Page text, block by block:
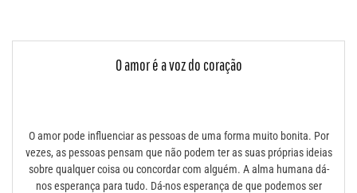
O amor é a voz do coração
O amor pode influenciar as pessoas de uma forma muito bonita. Por
vezes, as pessoas pensam que não podem ter as suas próprias ideias
sobre qualquer coisa ou concordar com alguém. A alma humana dá-
nos esperança para tudo. Dá-nos esperança de que podemos ser